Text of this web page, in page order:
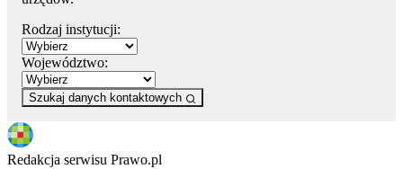
Rodzaj instytucji:
Województwo:
Szukaj danych kontaktowych
Redakcja serwisu Prawo.pl